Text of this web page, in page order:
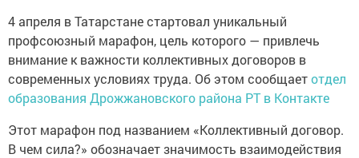
4 апреля в Татарстане стартовал уникальный
профсоюзный марафон, цель которого — привлечь
внимание к важности коллективных договоров в
современных условиях труда. Об этом сообщаетотдел
образования Дрожжановского района РТ в Контакте
Этот марафон под названием «Коллективный договор.
В чем сила?» обозначает значимость взаимодействия